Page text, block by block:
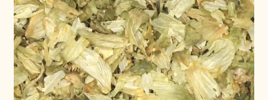
Versand und Lieferung
Verzenden en bezorgen
Voedselveiligheid